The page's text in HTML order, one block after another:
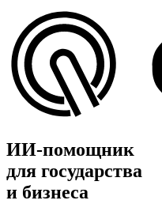
ИИ-помощник
для государства
и бизнеса